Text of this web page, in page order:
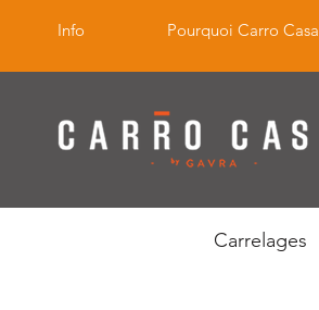
Info Pourquoi Carro Casa
Carrelages